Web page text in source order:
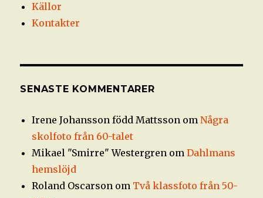
Källor
Kontakter
SENASTE KOMMENTARER
Irene Johansson född Mattsson omNågra
skolfoto från 60-talet
Mikael "Smirre" Westergren omDahlmans
hemslöjd
Roland Oscarson om Två klassfoto från 50-